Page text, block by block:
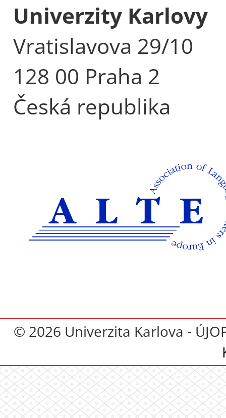
Univerzity Karlovy
Vratislavova 29/10
128 00 Praha 2
Česká republika
© 2026 Univerzita Karlova -